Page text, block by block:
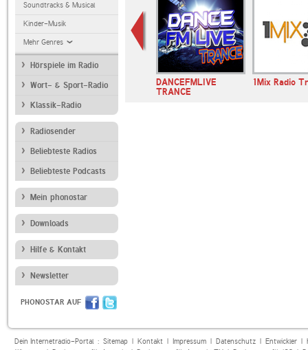
Soundtracks & Musical
Kinder-Musik
Mehr Genres
Hörspiele im Radio
Wort- & Sport-Radio
Klassik-Radio
Radiosender
Beliebteste Radios
Beliebteste Podcasts
Mein phonostar
Downloads
Hilfe & Kontakt
Newsletter
PHONOSTAR AUF
Minimal DJFM.ca
DANCEFMLIVE
TRANCE
1Mix Radio
Dein Internetradio-Portal : Sitemap| Kontakt| Impressum| Datenschutz| Entwickler|